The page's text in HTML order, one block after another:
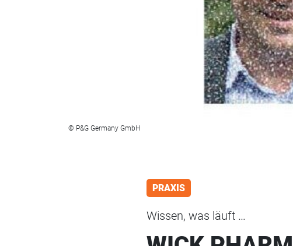
© P&G Germany GmbH
PRAXIS
Wissen, was läuft …